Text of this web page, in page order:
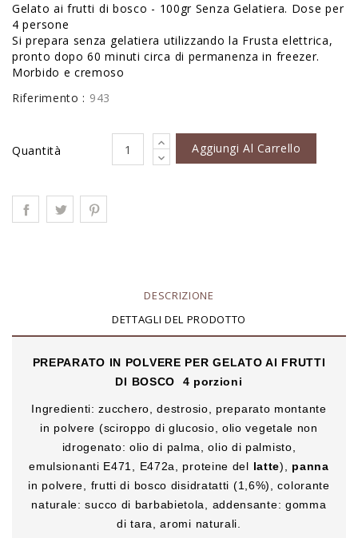
Gelato ai frutti di bosco - 100gr Senza Gelatiera. Dose per
4 persone
Si prepara senza gelatiera utilizzando la Frusta elettrica,
pronto dopo 60 minuti circa di permanenza in freezer.
Morbido e cremoso
Riferimento : 943
Quantità Aggiungi Al Carrello
DESCRIZIONE
DETTAGLI DEL PRODOTTO
PREPARATO IN POLVERE PER GELATO AI FRUTTI
DI BOSCO
4 porzioni
Ingredienti: zucchero, destrosio, preparato montante
in polvere (sciroppo di glucosio, olio vegetale non
idrogenato: olio di palma, olio di palmisto,
emulsionanti E471, E472a, proteine del latte), panna
in polvere, frutti di bosco disidratatti (1,6%), colorante
naturale: succo di barbabietola, addensante: gomma
di tara, aromi naturali.